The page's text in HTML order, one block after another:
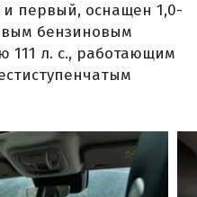
и первый, оснащен 1,0-
бензиновым
111 л. с., работающим